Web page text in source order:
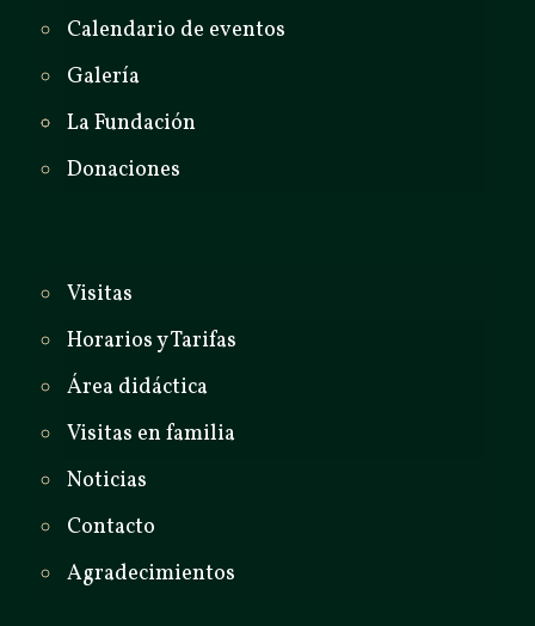
Calendario de eventos
Galería
La Fundación
Donaciones
Visitas
Horarios y Tarifas
Área didáctica
Visitas en familia
Noticias
Contacto
Agradecimientos